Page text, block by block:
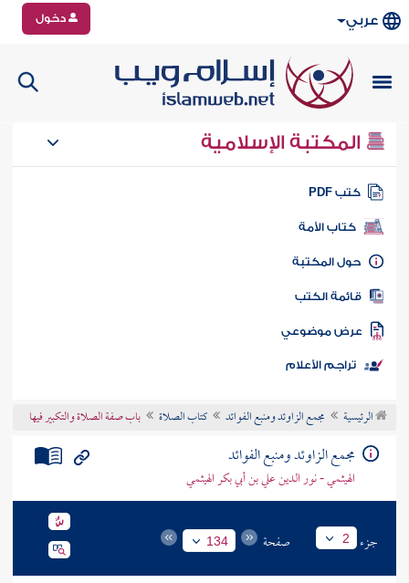
عربي دخول
المكتبة الإسلامية
كتب PDF
كتاب الأمة
المكتبة
الكتب
موضوعي
تراجم الأعلام
الرئيسية مجمع الزاوئد ومنبع الفوائد كتاب الصلاة باب صفة الصلاة والتكبير فيها
مجمع الزاوئد ومنبع الفوائد
الهيثمي - نور الدين علي بن أبي بكر الهيثمي
جزء 2 صفحة 134